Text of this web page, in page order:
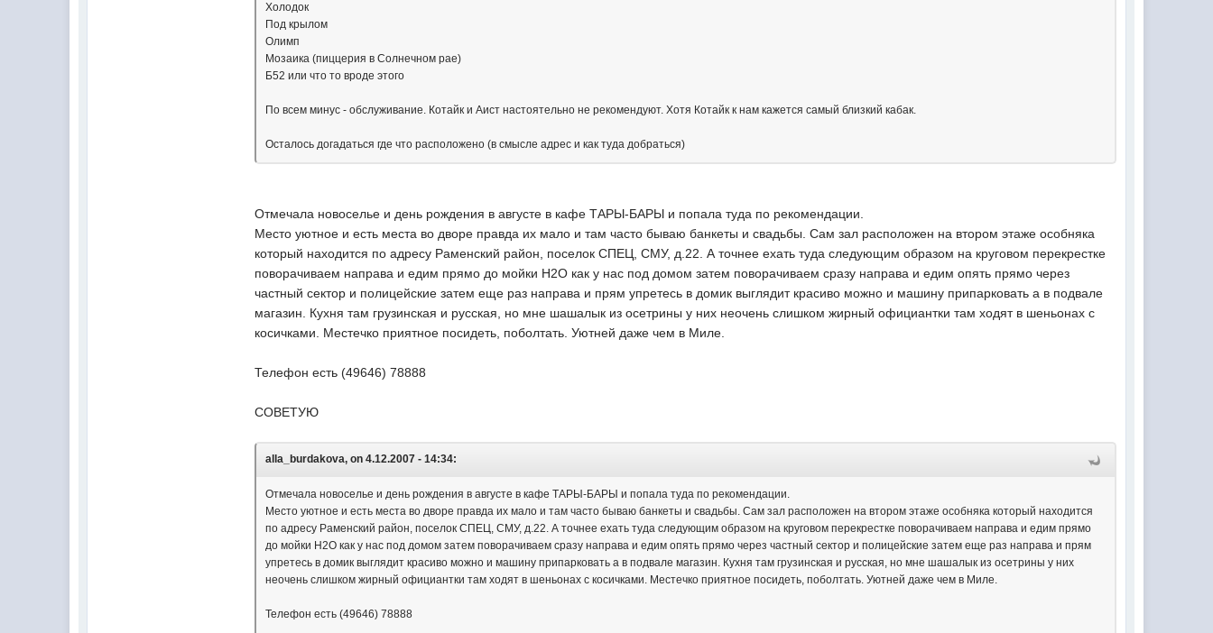
Холодок
Под крылом
Олимп
Мозаика (пиццерия в Солнечном рае)
Б52 или что то вроде этого
По всем минус - обслуживание. Котайк и Аист настоятельно не рекомендуют. Хотя Котайк к нам кажется самый близкий кабак.
Осталось догадаться где что расположено (в смысле адрес и как туда добраться)
Отмечала новоселье и день рождения в августе в кафе ТАРЫ-БАРЫ и попала туда по рекомендации.
Место уютное и есть места во дворе правда их мало и там часто бываю банкеты и свадьбы. Сам зал расположен на втором этаже особняка
который находится по адресу Раменский район, поселок СПЕЦ, СМУ, д.22. А точнее ехать туда следующим образом на круговом перекрестке
поворачиваем направа и едим прямо до мойки Н2О как у нас под домом затем поворачиваем сразу направа и едим опять прямо через
частный сектор и полицейские затем еще раз направа и прям упретесь в домик выглядит красиво можно и машину припарковать а в подвале
магазин. Кухня там грузинская и русская, но мне шашалык из осетрины у них неочень слишком жирный официантки там ходят в шеньонах с
косичками. Местечко приятное посидеть, поболтать. Уютней даже чем в Миле.
Телефон есть (49646) 78888
СОВЕТУЮ
alla_burdakova, on 4.12.2007 - 14:34:
Отмечала новоселье и день рождения в августе в кафе ТАРЫ-БАРЫ и попала туда по рекомендации.
Место уютное и есть места во дворе правда их мало и там часто бываю банкеты и свадьбы. Сам зал расположен на втором этаже особняка который находится
по адресу Раменский район, поселок СПЕЦ, СМУ, д.22. А точнее ехать туда следующим образом на круговом перекрестке поворачиваем направа и едим прямо
до мойки Н2О как у нас под домом затем поворачиваем сразу направа и едим опять прямо через частный сектор и полицейские затем еще раз направа и прям
упретесь в домик выглядит красиво можно и машину припарковать а в подвале магазин. Кухня там грузинская и русская, но мне шашалык из осетрины у них
неочень слишком жирный официантки там ходят в шеньонах с косичками. Местечко приятное посидеть, поболтать. Уютней даже чем в Миле.
Телефон есть (49646) 78888